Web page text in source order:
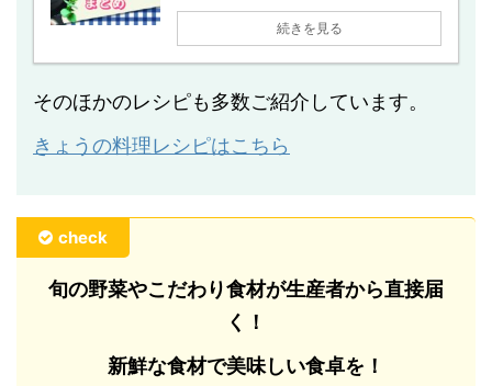
続きを見る
そのほかのレシピも多数ご紹介しています。
きょうの料理レシピはこちら
check
旬の野菜やこだわり食材が生産者から直接届
く！
新鮮な食材で美味しい食卓を！